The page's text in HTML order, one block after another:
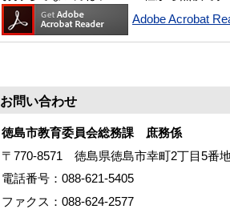
Adobe Acrobat
お問い合わせ
徳島市教育委員会総務課 庶務係
〒770-8571 徳島県徳島市幸町2丁目5番
電話番号：088-621-5405
ファクス：088-624-2577